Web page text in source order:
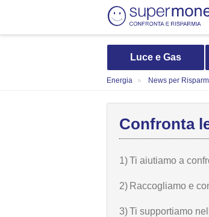
Luce e Gas
Energia News per
Confronta
1)Ti aiutiamo a
2) Raccogliamo e
3)Ti supportiamo